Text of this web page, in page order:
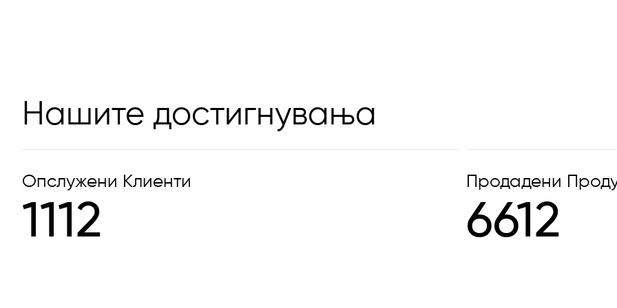
Нашите достигнувања
Опслужени Клиенти
1112
Продадени
6612